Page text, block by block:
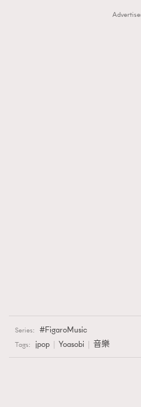
Series: FigaroMusic
Tags: jpop Yoasobi 音樂